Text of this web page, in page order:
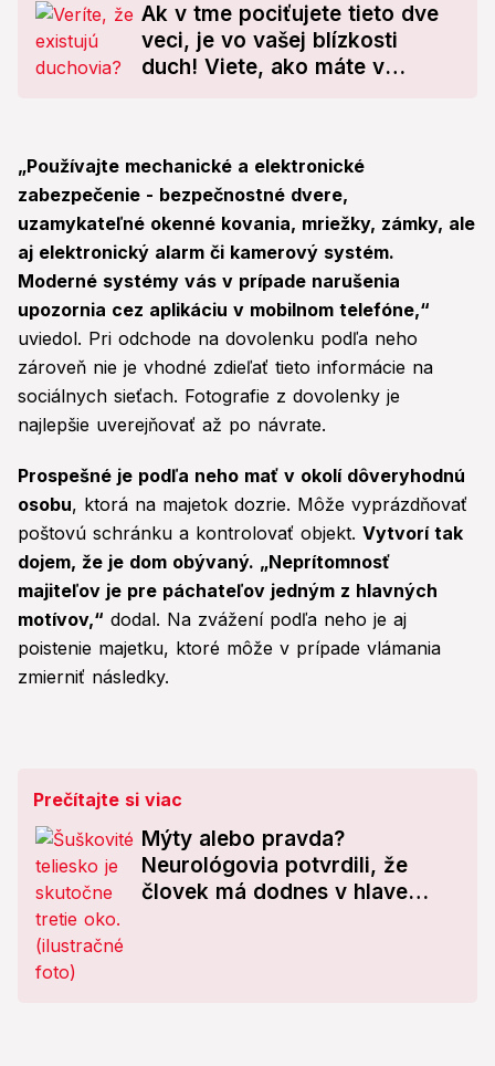
Ak v tme pociťujete tieto dve
veci, je vo vašej blízkosti
duch! Viete, ako máte v
„Používajte mechanické a elektronické
zabezpečenie - bezpečnostné dvere,
uzamykateľné okenné kovania, mriežky, zámky, ale
aj elektronický alarm či kamerový systém.
Moderné systémy vás v prípade narušenia
upozornia cez aplikáciu v mobilnom telefóne,“
uviedol. Pri odchode na dovolenku podľa neho
zároveň nie je vhodné zdieľať tieto informácie na
sociálnych sieťach. Fotografie z dovolenky je
najlepšie uverejňovať až po návrate.
Prospešné je podľa neho mať v okolí dôveryhodnú
osobu, ktorá na majetok dozrie. Môže vyprázdňovať
poštovú schránku a kontrolovať objekt. Vytvorí tak
dojem, že je dom obývaný. „Neprítomnosť
majiteľov je pre páchateľov jedným z hlavných
motívov,“ dodal. Na zvážení podľa neho je aj
poistenie majetku, ktoré môže v prípade vlámania
zmierniť následky.
Prečítajte si viac
Mýty alebo pravda?
Neurológovia potvrdili, že
človek má dodnes v hlave